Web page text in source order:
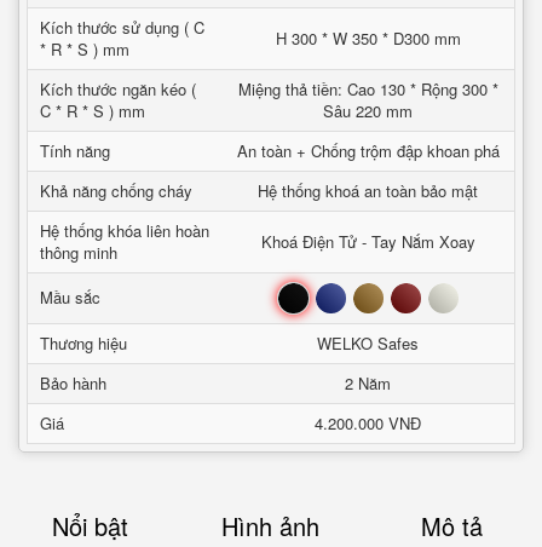
Kích thước sử dụng ( C
* R * S ) mm
H 300 * W 350 * D300 mm
Kích thước ngăn kéo (
C * R * S ) mm
Miệng thả tiền: Cao 130 * Rộng 300 *
Sâu 220 mm
Tính năng
An toàn + Chống trộm đập khoan phá
Khả năng chống cháy
Hệ thống khoá an toàn bảo mật
Hệ thống khóa liên hoàn
thông minh
Khoá Điện Tử - Tay Nắm Xoay
Mầu sắc Đen Xanh Nâu Đỏ Trắng
Thương hiệu
WELKO Safes
Bảo hành
2 Năm
Giá
4.200.000 VNĐ
Nổi bật Hình ảnh Mô tả